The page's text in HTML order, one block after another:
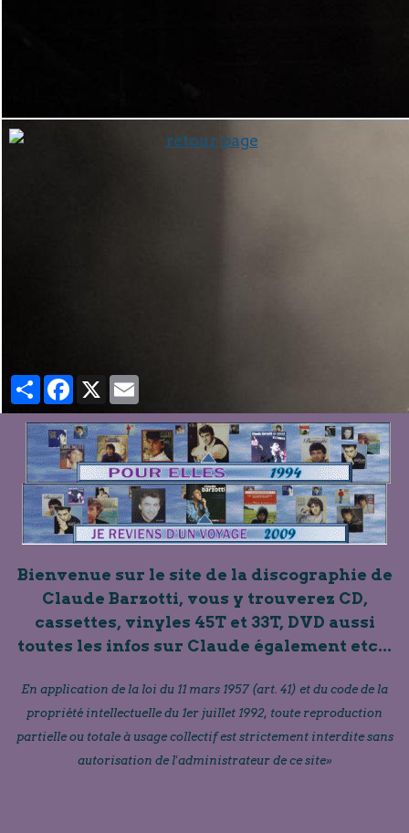
PartagerFacebook
X
Bienvenue sur le site de la discographie de
Claude Barzotti, vous y trouverez CD,
cassettes, vinyles 45T et 33T, DVD aussi
toutes les infos sur Claude également etc...
En application de la loi du 11 mars 1957 (art. 41) et du code de la
propriété intellectuelle du 1er juillet 1992, toute reproduction
partielle ou totale à usage collectif est strictement interdite sans
autorisation de l'administrateur de ce site»